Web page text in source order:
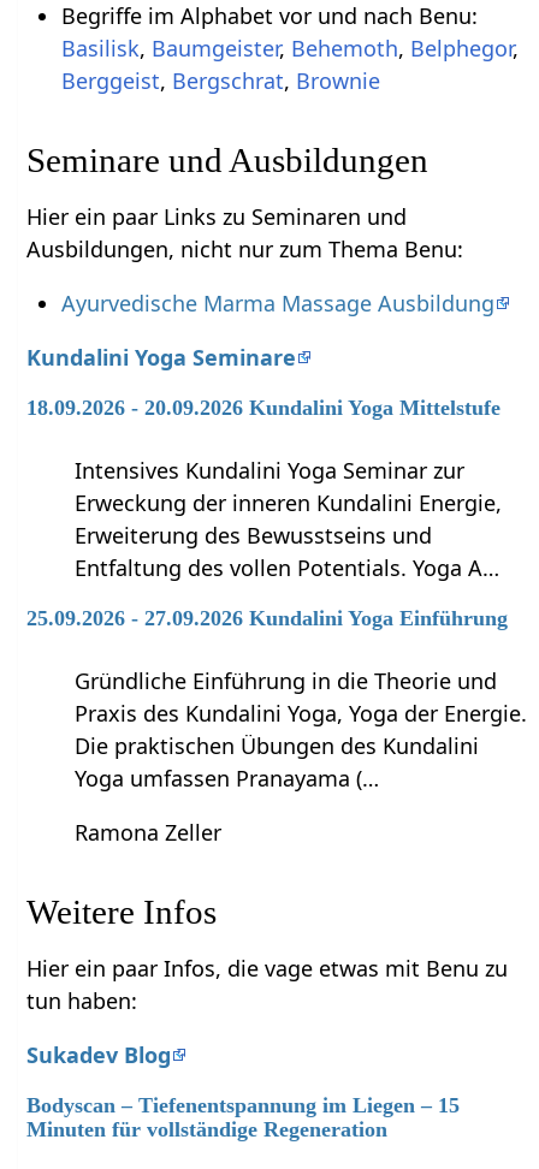
Begriffe im Alphabet vor und nach Benu:
Basilisk, Baumgeister, Behemoth, Belphegor,
Berggeist, Bergschrat, Brownie
Seminare und Ausbildungen
Hier ein paar Links zu Seminaren und
Ausbildungen, nicht nur zum Thema Benu:
Ayurvedische Marma Massage Ausbildung
Kundalini Yoga Seminare
18.09.2026 - 20.09.2026 Kundalini Yoga Mittelstufe
Intensives Kundalini Yoga Seminar zur
Erweckung der inneren Kundalini Energie,
Erweiterung des Bewusstseins und
Entfaltung des vollen Potentials. Yoga A…
25.09.2026 - 27.09.2026 Kundalini Yoga Einführung
Gründliche Einführung in die Theorie und
Praxis des Kundalini Yoga, Yoga der Energie.
Die praktischen Übungen des Kundalini
Yoga umfassen Pranayama (…
Ramona Zeller
Weitere Infos
Hier ein paar Infos, die vage etwas mit Benu zu
tun haben:
Sukadev Blog
Bodyscan – Tiefenentspannung im Liegen – 15
Minuten für vollständige Regeneration